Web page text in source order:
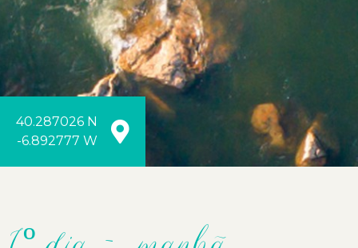
40.287026 N
-6.892777 W